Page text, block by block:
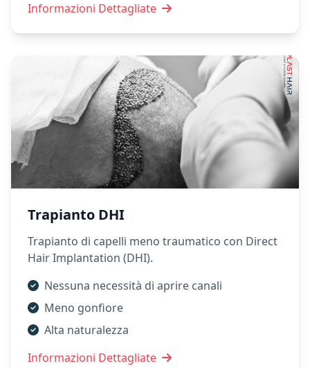
Informazioni Dettagliate
Trapianto DHI
Trapianto di capelli meno traumatico con Direct
Hair Implantation (DHI).
Nessuna necessità di aprire canali
Meno gonfiore
Alta naturalezza
Informazioni Dettagliate